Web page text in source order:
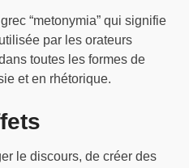
“metonymia” qui signifie
par les orateurs
toutes les formes de
et en rhétorique.
le discours, de créer des